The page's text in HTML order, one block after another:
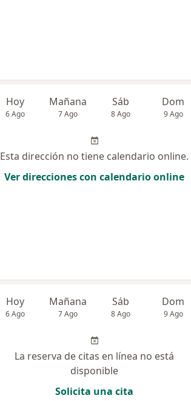
Hoy
6 Ago
Mañana
7 Ago
Sáb
8 Ago
Dom
9 Ago
Esta dirección no tiene calendario online.
Ver direcciones con calendario online
Hoy
6 Ago
Mañana
7 Ago
Sáb
8 Ago
Dom
9 Ago
La reserva de citas en línea no está
disponible
Solicita una cita